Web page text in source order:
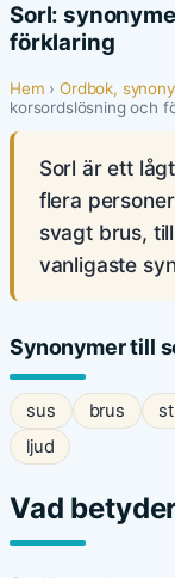
Sorl:
förklaring
Hem ›Ordbok,
korsordslösning och
Sorl är ett
flera
svagt brus,
vanligaste
Synonymer till
sus brus
ljud
Vad